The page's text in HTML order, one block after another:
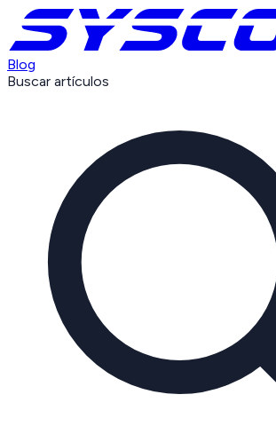
Blog
Buscar artículos